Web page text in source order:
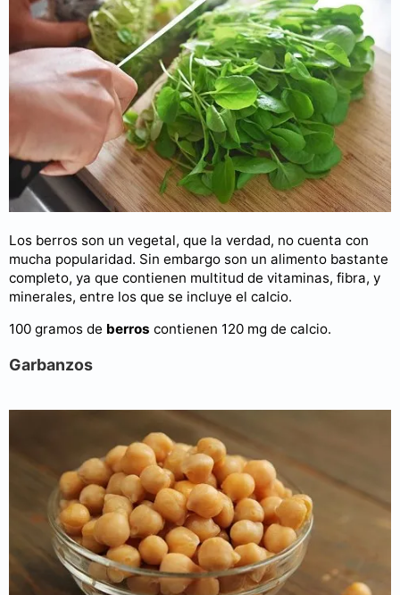
Los berros son un vegetal, que la verdad, no cuenta con
mucha popularidad. Sin embargo son un alimento bastante
completo, ya que contienen multitud de vitaminas, fibra, y
minerales, entre los que se incluye el calcio.
100 gramos de berros contienen 120 mg de calcio.
Garbanzos